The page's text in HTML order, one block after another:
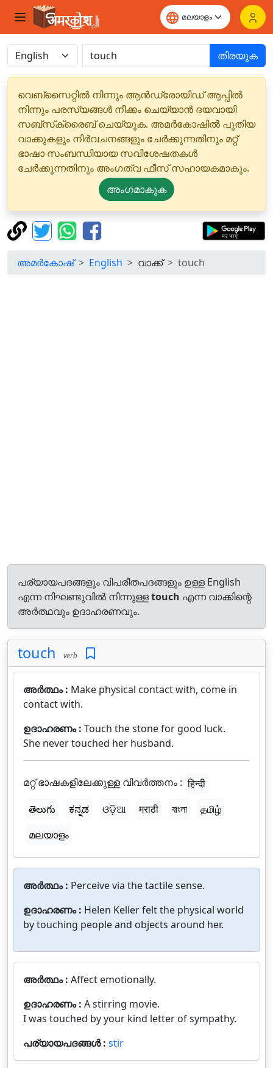
തിരയുക
വെബ്‌സൈറ്റിൽ നിന്നും ആൻഡ്രോയിഡ് ആപ്പിൽ
നിന്നും പരസ്യങ്ങൾ നീക്കം ചെയ്യാൻ ദയവായി
സബ്‌സ്‌ക്രൈബ് ചെയ്യുക. അമർകോഷിൽ പുതിയ
വാക്കുകളും നിർവചനങ്ങളും ചേർക്കുന്നതിനും മറ്റ്
ഭാഷാ സംബന്ധിയായ സവിശേഷതകൾ
ചേർക്കുന്നതിനും അംഗത്വ ഫീസ് സഹായകമാകും.
അംഗമാകുക
അമർകോഷ് English വാക്ക് touch
പര്യായപദങ്ങളും വിപരീതപദങ്ങളും ഉള്ള English
എന്ന നിഘണ്ടുവിൽ നിന്നുള്ളtouch എന്ന വാക്കിന്റെ
അർത്ഥവും ഉദാഹരണവും.
touch verb
അർത്ഥം : Make physical contact with, come in
contact with.
ഉദാഹരണം : Touch the stone for good luck.
She never touched her husband.
മറ്റ് ഭാഷകളിലേക്കുള്ള വിവർത്തനം : हिन्दी
తెలుగు
ಕನ್ನಡ ଓଡ଼ିଆ मराठी বাংলা
தமிழ்
മലയാളം
അർത്ഥം : Perceive via the tactile sense.
ഉദാഹരണം : Helen Keller felt the physical world
by touching people and objects around her.
അർത്ഥം : Affect emotionally.
ഉദാഹരണം : A stirring movie.
I was touched by your kind letter of sympathy.
പര്യായപദങ്ങൾ : stir